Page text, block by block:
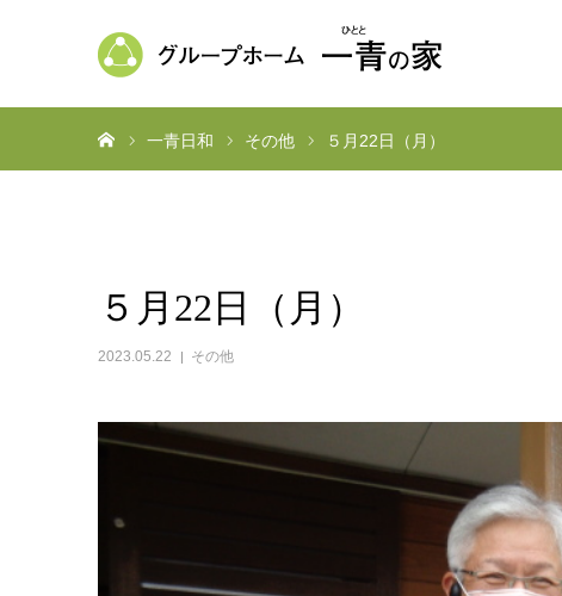
一青日和 その他 ５月22日（月）
５月22日（月）
2023.05.22 その他